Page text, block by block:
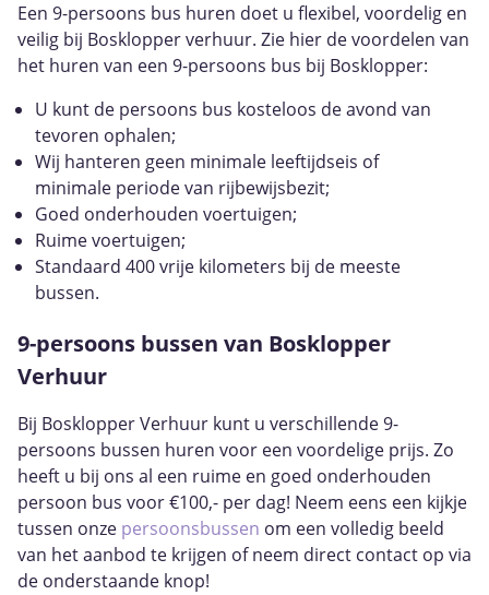
Een 9-persoons bus huren doet u flexibel, voordelig en
veilig bij Bosklopper verhuur. Zie hier de voordelen van
het huren van een 9-persoons bus bij Bosklopper:
U kunt de persoons bus kosteloos de avond van
tevoren ophalen;
Wij hanteren geen minimale leeftijdseis of
minimale periode van rijbewijsbezit;
Goed onderhouden voertuigen;
Ruime voertuigen;
Standaard 400 vrije kilometers bij de meeste
bussen.
9-persoons bussen van Bosklopper
Verhuur
Bij Bosklopper Verhuur kunt u verschillende 9-
persoons bussen huren voor een voordelige prijs. Zo
heeft u bij ons al een ruime en goed onderhouden
persoon bus voor €100,- per dag! Neem eens een kijkje
tussen onze persoonsbussen om een volledig beeld
van het aanbod te krijgen of neem direct contact op via
de onderstaande knop!